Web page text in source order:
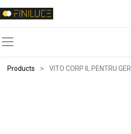
Products VITO CORP IL PENTRU